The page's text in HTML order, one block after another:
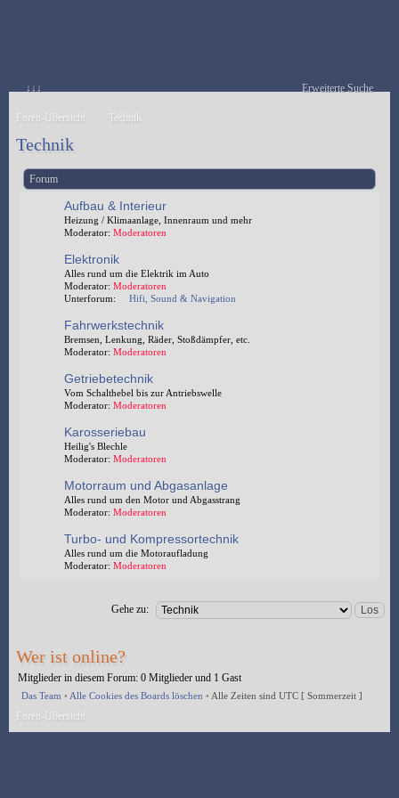
↓↓↓ Erweiterte Suche
Foren-Übersicht Technik
Technik
Forum
Aufbau & Interieur
Heizung / Klimaanlage, Innenraum und mehr
Moderator: Moderatoren
Elektronik
Alles rund um die Elektrik im Auto
Moderator: Moderatoren
Unterforum:
Hifi, Sound & Navigation
Fahrwerkstechnik
Bremsen, Lenkung, Räder, Stoßdämpfer, etc.
Moderator: Moderatoren
Getriebetechnik
Vom Schalthebel bis zur Antriebswelle
Moderator: Moderatoren
Karosseriebau
Heilig's Blechle
Moderator: Moderatoren
Motorraum und Abgasanlage
Alles rund um den Motor und Abgasstrang
Moderator: Moderatoren
Turbo- und Kompressortechnik
Alles rund um die Motoraufladung
Moderator: Moderatoren
Gehe zu:
Wer ist online?
Mitglieder in diesem Forum: 0 Mitglieder und 1 Gast
Das Team • Alle Cookies des Boards löschen • Alle Zeiten sind UTC [ Sommerzeit ]
Foren-Übersicht